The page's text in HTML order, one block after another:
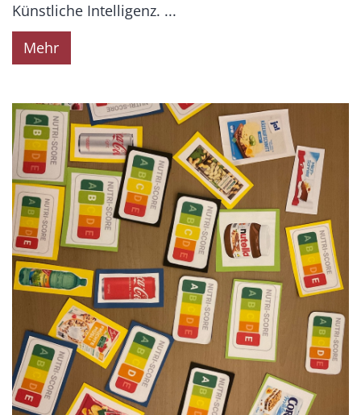
Künstliche Intelligenz. ...
Mehr